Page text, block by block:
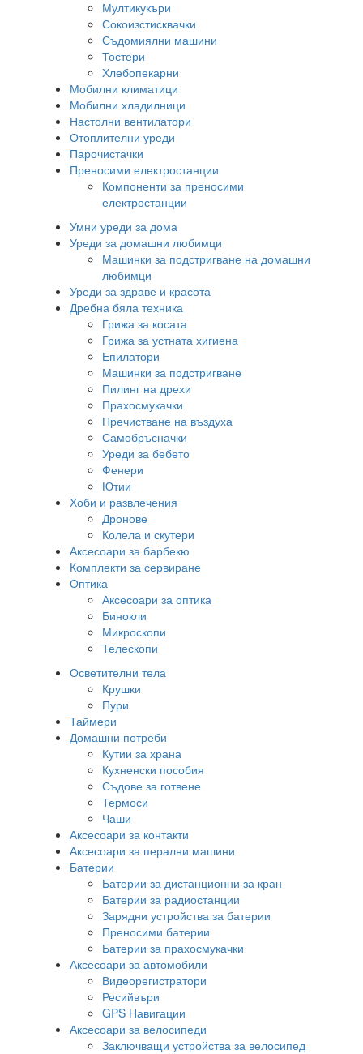
Мултикукъри
Сокоизстисквачки
Съдомиялни машини
Тостери
Хлебопекарни
Мобилни климатици
Мобилни хладилници
Настолни вентилатори
Отоплителни уреди
Парочистачки
Преносими електростанции
Компоненти за преносими
електростанции
Умни уреди за дома
Уреди за домашни любимци
Машинки за подстригване на домашни
любимци
Уреди за здраве и красота
Дребна бяла техника
Грижа за косата
Грижа за устната хигиена
Епилатори
Машинки за подстригване
Пилинг на дрехи
Прахосмукачки
Пречистване на въздуха
Самобръсначки
Уреди за бебето
Фенери
Ютии
Хоби и развлечения
Дронове
Колела и скутери
Аксесоари за барбекю
Комплекти за сервиране
Оптика
Аксесоари за оптика
Бинокли
Микроскопи
Телескопи
Осветителни тела
Крушки
Пури
Таймери
Домашни потреби
Кутии за храна
Кухненски пособия
Съдове за готвене
Термоси
Чаши
Аксесоари за контакти
Аксесоари за перални машини
Батерии
Батерии за дистанционни за кран
Батерии за радиостанции
Зарядни устройства за батерии
Преносими батерии
Батерии за прахосмукачки
Аксесоари за автомобили
Видеорегистратори
Ресийвъри
GPS Навигации
Аксесоари за велосипеди
Заключващи устройства за велосипед